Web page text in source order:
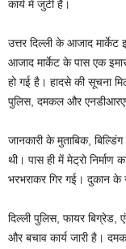
कार्य में जुटी हैं।
उत्तर दिल्ली के आजाद
आजाद मार्केट के पास एक
हो गई है। हादसे की सूचना
पुलिस, दमकल और
जानकारी के मुताबिक,
थी। पास ही में मेट्रो
भरभराकर गिर गई। दुकान
दिल्ली पुलिस, फायर
और बचाव कार्य जारी है।